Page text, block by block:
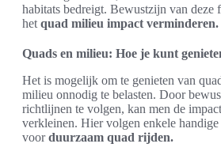
habitats bedreigt. Bewustzijn van deze
het quad milieu impact verminderen.
Quads en milieu: Hoe je kunt
Het is mogelijk om te genieten van
milieu onnodig te belasten. Door
richtlijnen te volgen, kan men de
verkleinen. Hier volgen enkele
voorduurzaam quad rijden.